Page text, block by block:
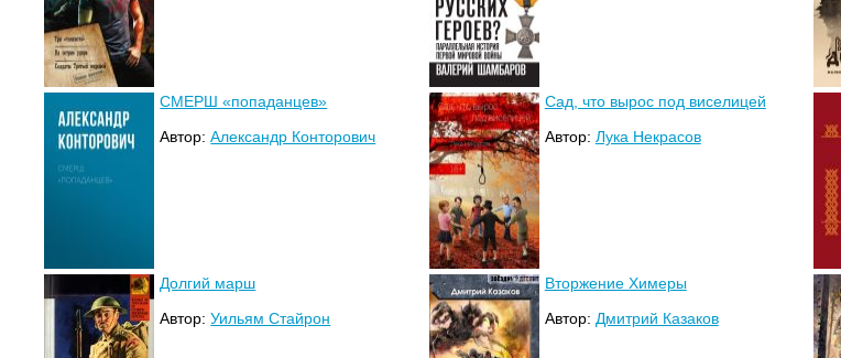
СМЕРШ «попаданцев»
Автор:Александр Конторович
Сад, что вырос под виселицей
Автор: Лука Некрасов
Долгий марш
Автор:Уильям Стайрон
Вторжение Химеры
Автор: Дмитрий Казаков